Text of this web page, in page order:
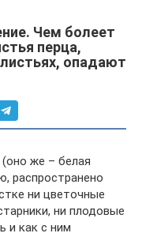
Чем болеет
перца,
опадают
(оно же – белая
распространено
ни цветочные
ни плодовые
и как с ним